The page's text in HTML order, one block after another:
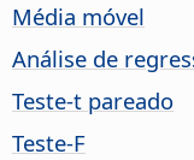
Média móvel
Análise de
Teste-t pareado
Teste-F